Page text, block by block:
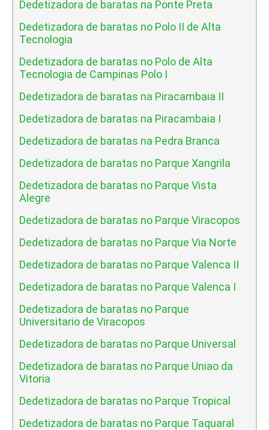
Dedetizadora de baratas na Ponte Preta
Dedetizadora de baratas no Polo II de Alta
Tecnologia
Dedetizadora de baratas no Polo de Alta
Tecnologia de Campinas Polo I
Dedetizadora de baratas na Piracambaia II
Dedetizadora de baratas na Piracambaia I
Dedetizadora de baratas na Pedra Branca
Dedetizadora de baratas no Parque Xangrila
Dedetizadora de baratas no Parque Vista
Alegre
Dedetizadora de baratas no Parque Viracopos
Dedetizadora de baratas no Parque Via Norte
Dedetizadora de baratas no Parque Valenca II
Dedetizadora de baratas no Parque Valenca I
Dedetizadora de baratas no Parque
Universitario de Viracopos
Dedetizadora de baratas no Parque Universal
Dedetizadora de baratas no Parque Uniao da
Vitoria
Dedetizadora de baratas no Parque Tropical
Dedetizadora de baratas no Parque Taquaral